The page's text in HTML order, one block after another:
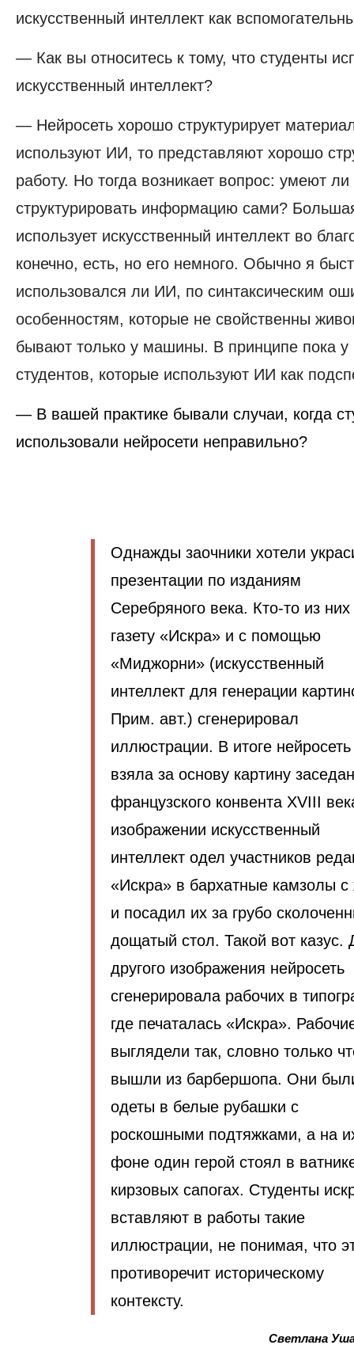
искусственный интеллект как
— Как вы относитесь к тому, что студенты
искусственный интеллект?
— Нейросеть хорошо структурирует
используют ИИ, то представляют хорошо
работу. Но тогда возникает вопрос: умеют ли
структурировать информацию сами?
использует искусственный интеллект во
конечно, есть, но его немного. Обычно я
использовался ли ИИ, по синтаксическим
особенностям, которые не свойственны
бывают только у машины. В принципе пока
студентов, которые используют ИИ как
— В вашей практике бывали случаи, когда
использовали нейросети неправильно?
Однажды заочники хотели
презентации по изданиям
Серебряного века. Кто-то из
газету «Искра» и с помощью
«Миджорни» (искусственный
интеллект для генерации
Прим. авт.) сгенерировал
иллюстрации. В итоге нейросеть
взяла за основу картину
французского конвента XVIII
изображении искусственный
интеллект одел участников
«Искра» в бархатные камзолы с
и посадил их за грубо
дощатый стол. Такой вот казус.
другого изображения нейросеть
сгенерировала рабочих в
где печаталась «Искра».
выглядели так, словно только
вышли из барбершопа. Они
одеты в белые рубашки с
роскошными подтяжками, а на
фоне один герой стоял в
кирзовых сапогах. Студенты
вставляют в работы такие
иллюстрации, не понимая, что
противоречит историческому
контексту.
Светлана